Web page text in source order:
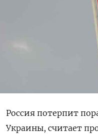
Россия потерпит
Украины, считает